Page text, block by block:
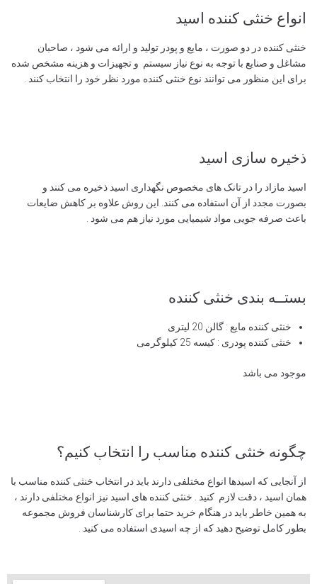
انواع خنثی کننده اسید
خنثی کننده در دو صورت ، مایع و پودر تولید و ارائه می شود ، صاحبان
مشاغل و صنایع با توجه به نوع نیاز سیستم و تجهیزات و هزینه مشخص شده
برای این منظور می توانند نوع خنثی کننده مورد نظر خود را انتخاب کنند .
ذخیره سازی اسید
اسید مازاد را در تانک های مخصوص نگهداری اسید ذخیره می کنند و
بصورت مجدد از آن استفاده می کنند. این روش علاوه بر کاهش ضایعات
باعث صرفه جویی مواد شیمیایی مورد نیاز هم می شود .
بستــه بندی خنثی کننده
خنثی کننده مایع : گالن 20 لیتری
خنثی کننده پودری : کیسه 25 کیلوگرمی
موجود می باشد
چگونه خنثی کننده مناسب را انتخاب کنیم؟
از آنجایی که اسیدها انواع مختلفی دارند باید در انتخاب خنثی کننده مناسب با
همان اسید ، دقت لازم کنید . خنثی کننده های اسید نیز انواع مختلفی دارند ،
به همین خاطر باید در هنگام خرید حتما برای کارشناسان فروش مجموعه
بطور کامل توضیح دهید که از چه اسیدی استفاده می کنید .